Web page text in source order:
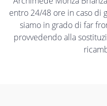
entro 24/48 ore in caso di
siamo in grado di far
provvedendo alla